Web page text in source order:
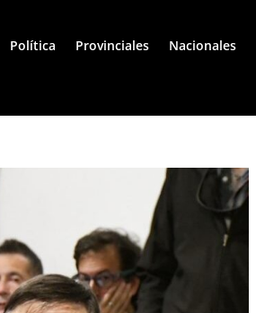
Política Provinciales Nacionales